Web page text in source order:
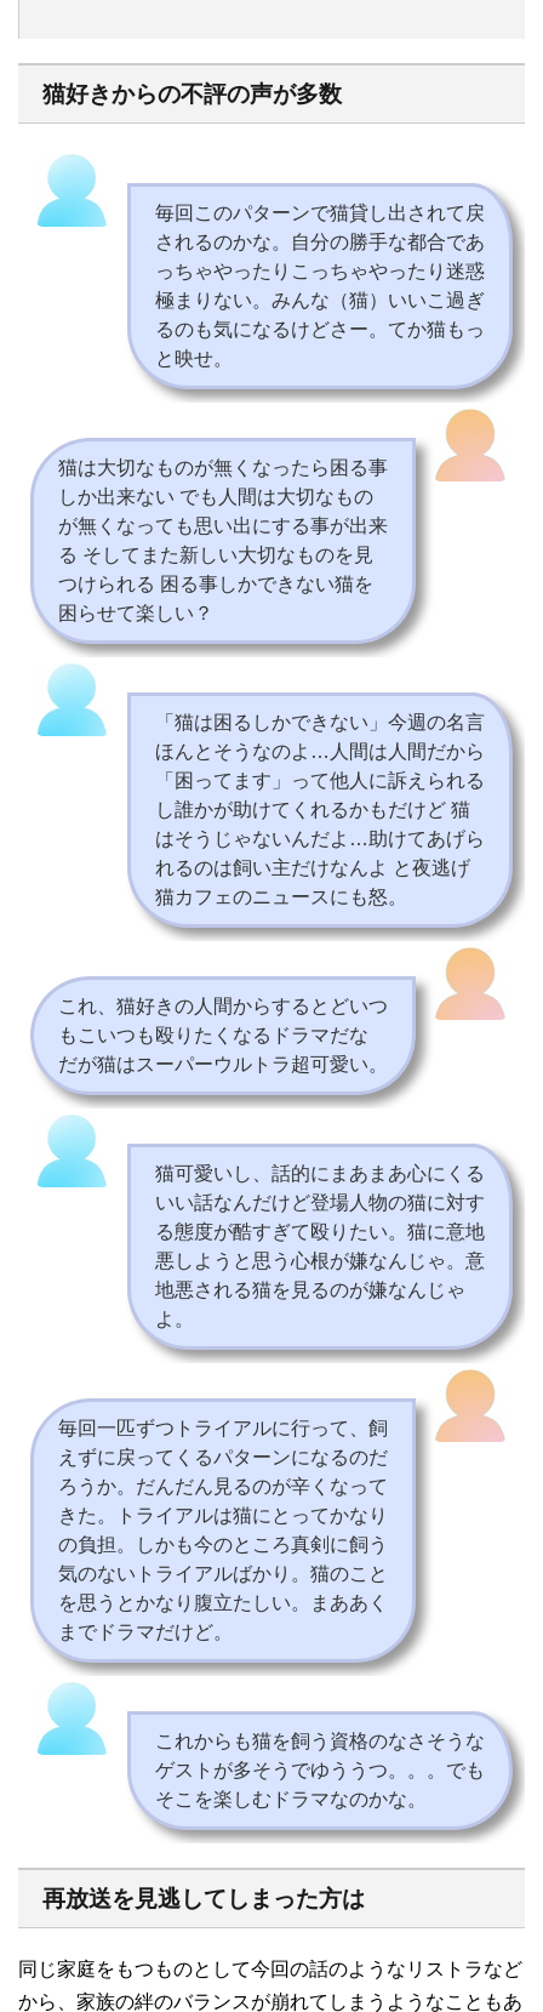
猫好きからの不評の声が多数
毎回このパターンで猫貸し出されて戻
されるのかな。自分の勝手な都合であ
っちゃやったりこっちゃやったり迷惑
極まりない。みんな（猫）いいこ過ぎ
るのも気になるけどさー。てか猫もっ
と映せ。
猫は大切なものが無くなったら困る事
しか出来ない でも人間は大切なもの
が無くなっても思い出にする事が出来
る そしてまた新しい大切なものを見
つけられる 困る事しかできない猫を
困らせて楽しい？
「猫は困るしかできない」今週の名言
ほんとそうなのよ…人間は人間だから
「困ってます」って他人に訴えられる
し誰かが助けてくれるかもだけど 猫
はそうじゃないんだよ…助けてあげら
れるのは飼い主だけなんよ と夜逃げ
猫カフェのニュースにも怒。
これ、猫好きの人間からするとどいつ
もこいつも殴りたくなるドラマだな
だが猫はスーパーウルトラ超可愛い。
猫可愛いし、話的にまあまあ心にくる
いい話なんだけど登場人物の猫に対す
る態度が酷すぎて殴りたい。猫に意地
悪しようと思う心根が嫌なんじゃ。意
地悪される猫を見るのが嫌なんじゃ
よ。
毎回一匹ずつトライアルに行って、飼
えずに戻ってくるパターンになるのだ
ろうか。だんだん見るのが辛くなって
きた。トライアルは猫にとってかなり
の負担。しかも今のところ真剣に飼う
気のないトライアルばかり。猫のこと
を思うとかなり腹立たしい。まああく
までドラマだけど。
これからも猫を飼う資格のなさそうな
ゲストが多そうでゆううつ。。。でも
そこを楽しむドラマなのかな。
再放送を見逃してしまった方は
同じ家庭をもつものとして今回の話のようなリストラなど
から、家族の絆のバランスが崩れてしまうようなこともあ